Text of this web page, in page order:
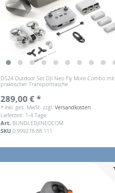
DS24 Outdoor Set DJI Neo Fly More Combo mit
praktischer Transporttasche
289,00 € *
* inkl. ges. MwSt. zzgl.Versandkosten
Lieferzeit: 1-4 Tage
Art. BUNDLEDJINEOCOM
SKU0.999278.88.111